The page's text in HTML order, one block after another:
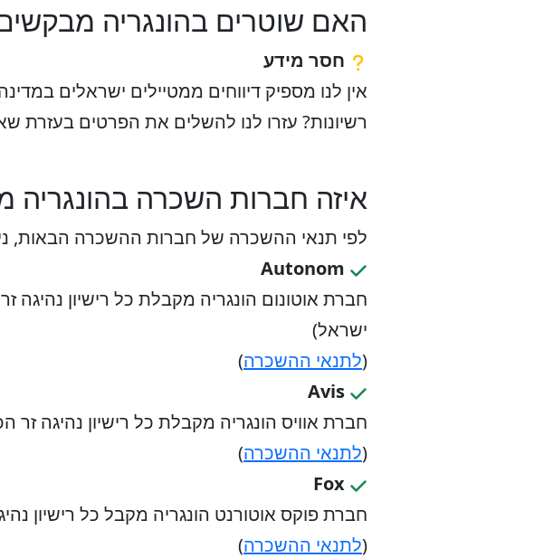
האם שוטרים בהונגריה מבקשים
חסר מידע
אין לנו מספיק דיווחים ממטיילים ישראלים
רשיונות? עזרו לנו להשלים את הפרטים בעזרת
איזה חברות השכרה בהונגריה
לפי תנאי ההשכרה של חברות ההשכרה הבאות,
Autonom
חברת אוטונום הונגריה מקבלת כל רישיון נהיגה
ישראל)
(לתנאי ההשכרה)
Avis
חברת אוויס הונגריה מקבלת כל רישיון נהיגה זר
(לתנאי ההשכרה)
Fox
חברת פוקס אוטורנט הונגריה מקבל כל רישיון
(לתנאי ההשכרה)